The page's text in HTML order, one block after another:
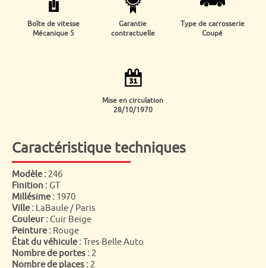
Boîte de vitesse
Mécanique 5
Garantie
contractuelle
Type de carrosserie
Coupé
Mise en circulation
28/10/1970
Caractéristique techniques
Modèle : 246
Finition : GT
Millésime : 1970
Ville : LaBaule / Paris
Couleur : Cuir Beige
Peinture : Rouge
État du véhicule :Tres Belle Auto
Nombre de portes : 2
Nombre de places : 2